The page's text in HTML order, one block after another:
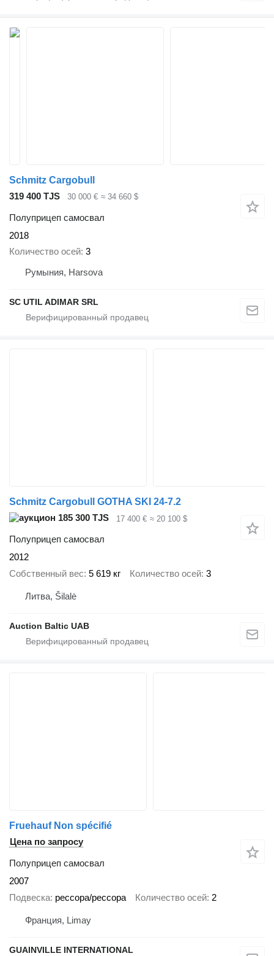
Schmitz Cargobull
319 400 TJS
30 000 € ≈ 34 660 $
Полуприцеп самосвал
2018
Количество осей 3
Румыния, Harsova
SC UTIL ADIMAR SRL
Schmitz Cargobull GOTHA SKI 24-7.2
185 300 TJS
17 400 € ≈ 20 100 $
Полуприцеп самосвал
2012
Собственный вес 5 619 кг Количество осей 3
Литва, Šilalė
Auction Baltic UAB
Fruehauf Non spécifié
Цена по запросу
Полуприцеп самосвал
2007
Подвеска рессора/рессора Количество осей 2
Франция, Limay
GUAINVILLE INTERNATIONAL